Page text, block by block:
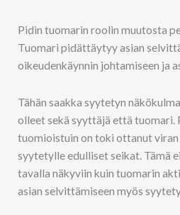
Pidin tuomarin roolin muutosta
Tuomari pidättäytyy asian
oikeudenkäynnin johtamiseen ja
Tähän saakka syytetyn
olleet sekä syyttäjä että tuomari.
tuomioistuin on toki ottanut
syytetylle edulliset seikat. Tämä
tavalla näkyviin kuin tuomarin
asian selvittämiseen myös